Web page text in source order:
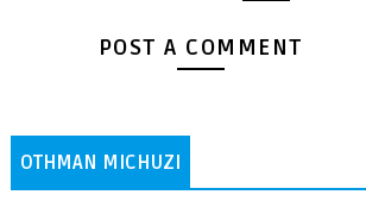
POST A COMMENT
OTHMAN MICHUZI